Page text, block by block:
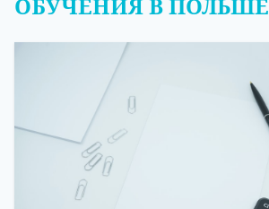
ОБУЧЕНИЯ В ПОЛЬШЕ